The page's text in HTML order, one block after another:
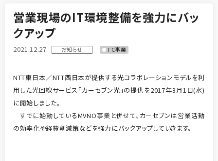
営業現場のIT環境整備を強力にバッ
クアップ
2021.12.27 お知らせ FC事業
NTT東日本／NTT西日本が提供する光コラボレーションモデルを利
用した光回線サービス「カーセブン光」の提供を2017年3月1日(水)
に開始しました。
すでに始動しているMVNO事業と併せて、カーセブンは営業活動
の効率化や経費削減策などを強力にバックアップしていきます。